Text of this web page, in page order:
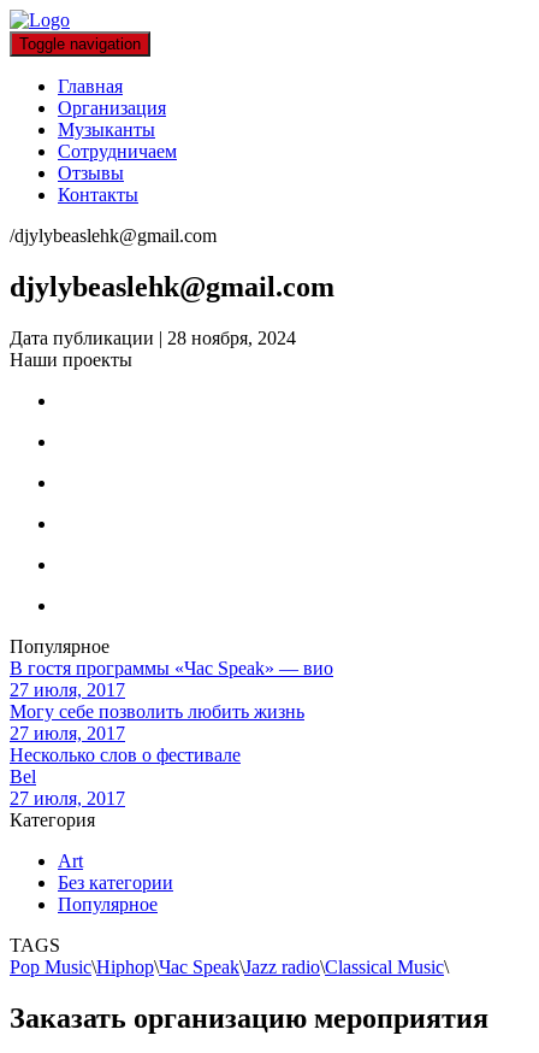
Toggle navigation
Главная
Организация
Музыканты
Сотрудничаем
Отзывы
Контакты
/djylybeaslehk@gmail.com
djylybeaslehk@gmail.com
Дата публикации | 28 ноября, 2024
Наши проекты
Популярное
В гостя программы «Час Speak» — вио
27 июля, 2017
Могу себе позволить любить жизнь
27 июля, 2017
Несколько слов о фестивале
Bel
27 июля, 2017
Категория
Art
Без категории
Популярное
TAGS
Pop Music\Hiphop\Час Speak\Jazz radio\Classical Music\
Заказать организацию мероприятия